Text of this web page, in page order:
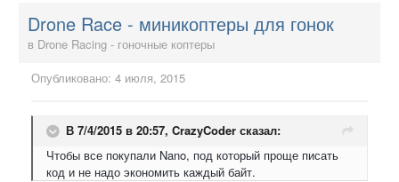
Drone Race - миникоптеры для гонок
в Drone Racing - гоночные коптеры
Опубликовано: 4 июля, 2015
В 7/4/2015 в 20:57, CrazyCoder сказал:
Чтобы все покупали Nano, под который проще писать
код и не надо экономить каждый байт.